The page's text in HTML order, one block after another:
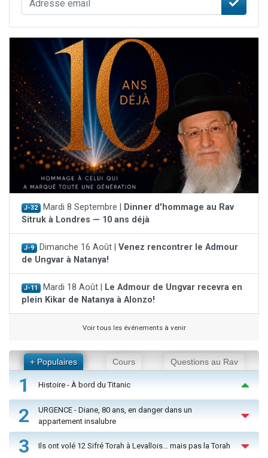
J-32 Mardi 8 Septembre |
Dinner d'hommage au Rav
Sitruk à Londres — 10 ans déjà
J-9 Dimanche 16 Août | Venez rencontrer le Admour
de Ungvar à Natanya!
J-11 Mardi 18 Août |
Le Admour de Ungvar recevra en
plein Kikar de Natanya à Alonzo!
Voir tous les événements à venir
+ Populaires Cours Questions au Rav
1 Histoire - À bord du Titanic
2
URGENCE - Diane, 80 ans, en danger dans un
appartement insalubre
3 Ils ont volé 12 Sifré Torah à Levallois… mais pas la Torah